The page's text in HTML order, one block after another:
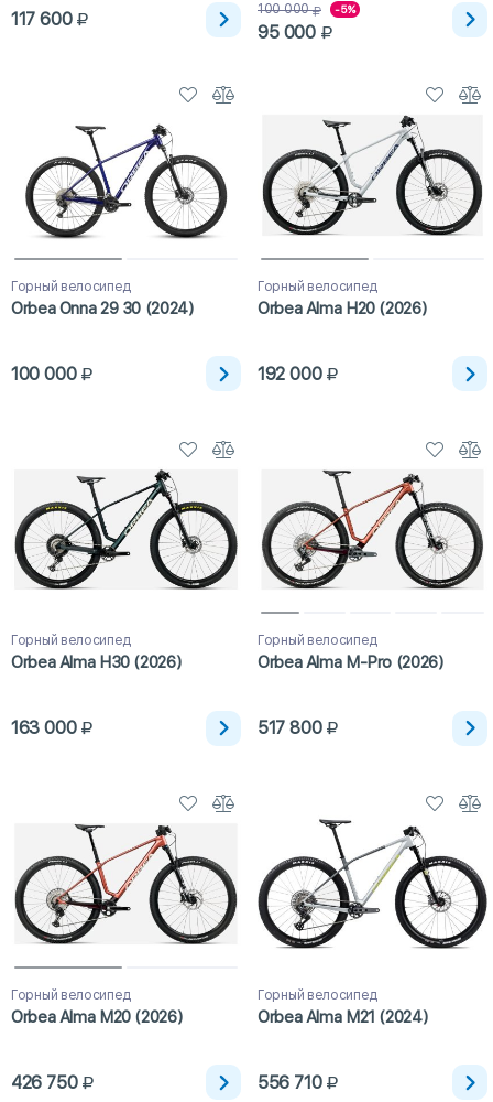
117 600
100 000 -5%
95 000
Горный велосипед
Orbea Onna 29 30 (2024)
100 000
Горный велосипед
Orbea Alma H20 (2026)
192 000
Горный велосипед
Orbea Alma H30 (2026)
163 000
Горный велосипед
Orbea Alma M-Pro (2026)
517 800
Горный велосипед
Orbea Alma M20 (2026)
426 750
Горный велосипед
Orbea Alma M21 (2024)
556 710